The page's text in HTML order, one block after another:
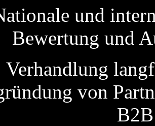
und
Bewertung und
Verhandlung
von